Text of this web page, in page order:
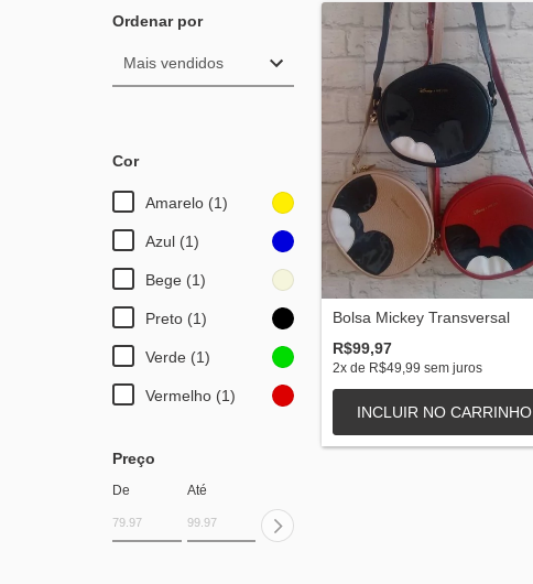
Ordenar por
Cor
Amarelo (1)
Azul (1)
Bege (1)
Preto (1)
Verde (1)
Vermelho (1)
Preço
De Até
Bolsa Mickey Transversal
R$99,97
2x de R$49,99 sem juros
INCLUIR NO CARRINHO